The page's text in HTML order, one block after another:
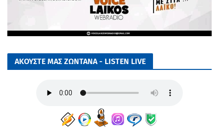
ΑΚΟΥΣΤΕ ΜΑΣ ΖΩΝΤΑΝΑ - LISTEN LIVE